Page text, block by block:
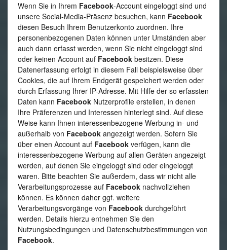
Wenn Sie in Ihrem Facebook-Account eingeloggt sind und
unsere Social-Media-Präsenz besuchen, kann Facebook
diesen Besuch Ihrem Benutzerkonto zuordnen. Ihre
personenbezogenen Daten können unter Umständen aber
auch dann erfasst werden, wenn Sie nicht eingeloggt sind
oder keinen Account auf Facebook besitzen. Diese
Datenerfassung erfolgt in diesem Fall beispielsweise über
Cookies, die auf Ihrem Endgerät gespeichert werden oder
durch Erfassung Ihrer IP-Adresse. Mit Hilfe der so erfassten
Daten kann Facebook Nutzerprofile erstellen, in denen
Ihre Präferenzen und Interessen hinterlegt sind. Auf diese
Weise kann Ihnen interessenbezogene Werbung in- und
außerhalb von Facebook angezeigt werden. Sofern Sie
über einen Account auf Facebook verfügen, kann die
interessenbezogene Werbung auf allen Geräten angezeigt
werden, auf denen Sie eingeloggt sind oder eingeloggt
waren. Bitte beachten Sie außerdem, dass wir nicht alle
Verarbeitungsprozesse auf Facebook nachvollziehen
können. Es können daher ggf. weitere
Verarbeitungsvorgänge von Facebook durchgeführt
werden. Details hierzu entnehmen Sie den
Nutzungsbedingungen und Datenschutzbestimmungen von
Facebook.